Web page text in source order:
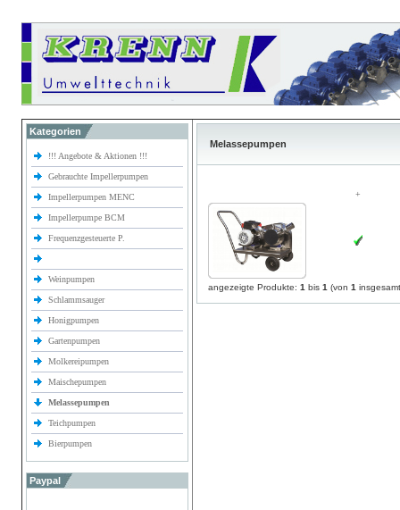
Kategorien
!!! Angebote & Aktionen !!!
Gebrauchte Impellerpumpen
Impellerpumpen MENC
Impellerpumpe BCM
Frequenzgesteuerte P.
Weinpumpen
Schlammsauger
Honigpumpen
Gartenpumpen
Molkereipumpen
Maischepumpen
Melassepumpen
Teichpumpen
Bierpumpen
Paypal
Melassepumpen
+
angezeigte Produkte: 1 bis 1 (von 1